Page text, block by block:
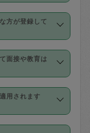
費も、依頼料
払いとなりま
回以上のキャ
週定期の場合
有償（1200
することが可
にタスカジさ
してくださ
ての調整はで
い物、料理、
んによってで
すので、依頼
ロフィールで
危険作業、屋
方が登録して
をお持ちの
た資格者で保
ランで料理関
た方、日本で
語の先生とし
ピン出身の
面接や教育は
の面接と説明
身分証明書の
います。外国
用されます
間でタスカジ